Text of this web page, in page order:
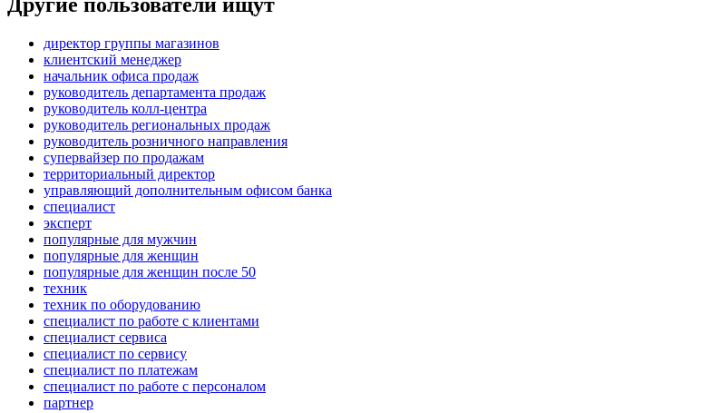
директор группы магазинов
клиентский менеджер
начальник офиса продаж
руководитель департамента продаж
руководитель колл-центра
руководитель региональных продаж
руководитель розничного направления
супервайзер по продажам
территориальный директор
управляющий дополнительным офисом банка
специалист
эксперт
популярные для мужчин
популярные для женщин
популярные для женщин после 50
техник
техник по оборудованию
специалист по работе с клиентами
специалист сервиса
специалист по сервису
специалист по платежам
специалист по работе с персоналом
партнер